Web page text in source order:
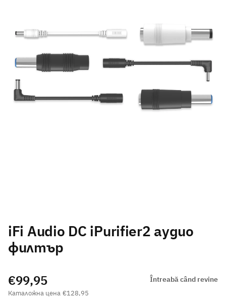
iFi Audio DC iPurifier2 аудио
филтър
€99,95
€128,95
Întreabă când revine